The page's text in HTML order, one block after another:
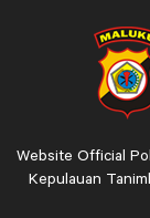
Website Official
Kepulauan